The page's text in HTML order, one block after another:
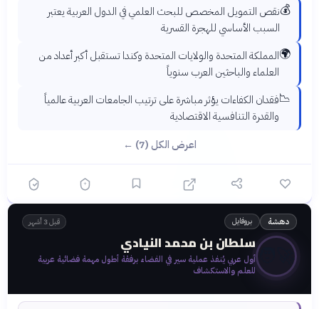
💰نقص التمويل المخصص للبحث العلمي في الدول العربية يعتبر
السبب الأساسي للهجرة القسرية
🌍المملكة المتحدة والولايات المتحدة وكندا تستقبل أكبر أعداد من
العلماء والباحثين العرب سنوياً
📉فقدان الكفاءات يؤثر مباشرة على ترتيب الجامعات العربية عالمياً
والقدرة التنافسية الاقتصادية
اعرض الكل (7) ←
دهشة بروفايل قبل 3 أشهر
🧑‍🚀سلطان بن محمد النيادي
أول عربي يُنفذ عملية سير في الفضاء برفقة أطول مهمة فضائية عربية
للعلم والاستكشاف